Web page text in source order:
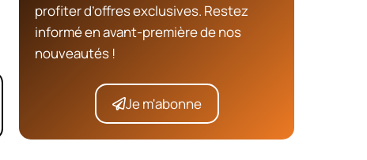
profiter d’offres exclusives. Restez
informé en avant-première de nos
nouveautés !
Je m'abonne